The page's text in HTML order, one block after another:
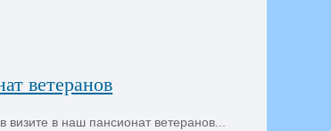
ветеранов
в наш пансионат ветеранов...